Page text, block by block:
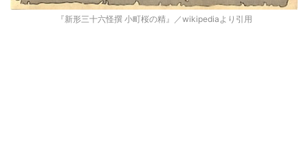
『新形三十六怪撰 小町桜の精』／wikipediaより引用